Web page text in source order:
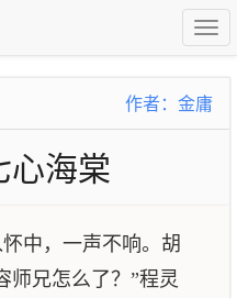
作者：金庸
心海棠
中，一声不响。胡
师兄怎么了？”程灵